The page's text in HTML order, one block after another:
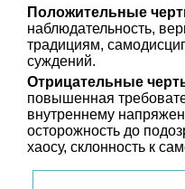
Положительные
наблюдательность,
традициям,
суждений.
Отрицательные
повышенная
внутреннему
осторожность до
хаосу, склонность к